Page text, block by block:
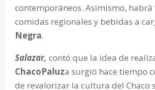
contemporáneos. Asimismo, habrá
comidas regionales y bebidas a
Negra.
Salazar, contó que la idea de
ChacoPaluza surgió hace tiempo
de revalorizar la cultura del Chaco